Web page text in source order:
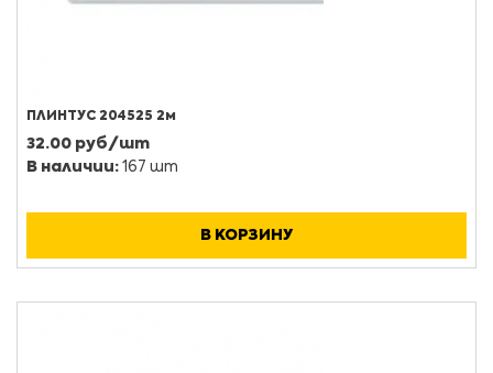
ПЛИНТУС 204525 2м
32.00 руб/шт
В наличии: 167 шт
В КОРЗИНУ